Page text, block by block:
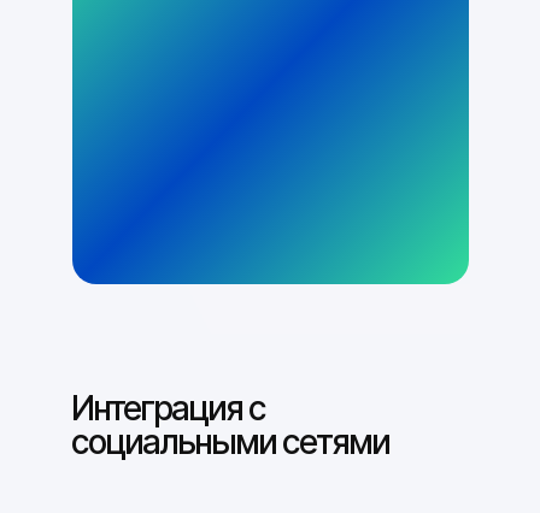
Интеграция с
социальными сетями